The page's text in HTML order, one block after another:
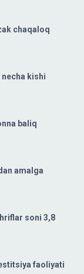
chaqaloq
kishi
baliq
amalga
soni 3,8
faoliyati